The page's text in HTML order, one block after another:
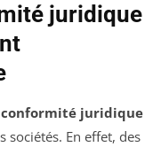
juridique
conformité juridique
sociétés. En effet, des